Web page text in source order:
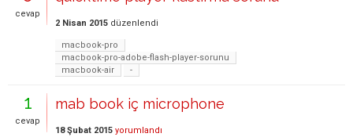
cevap
2 Nisan 2015 düzenlendi
macbook-pro
macbook-pro-adobe-flash-player-sorunu
macbook-air
-
1
cevap
mab book iç microphone
18 Şubat 2015 yorumlandı